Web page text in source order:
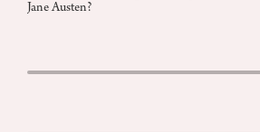
Jane Austen?